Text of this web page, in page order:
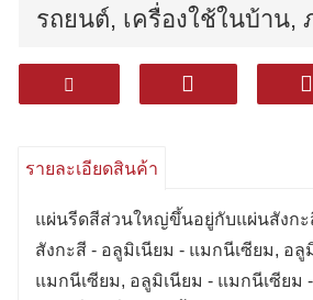
รถยนต์, เครื่องใช้ในบ้าน,
บรรจุภัณฑ์, เคลือบฟัน, กา
รายละเอียดสินค้า
แผ่นรีดสีส่วนใหญ่ขึ้นอยู่กับแผ่นสังกะ
สังกะสี - อลูมิเนียม - แมกนีเซียม, อลู
แมกนีเซียม, อลูมิเนียม - แมกนีเซียม